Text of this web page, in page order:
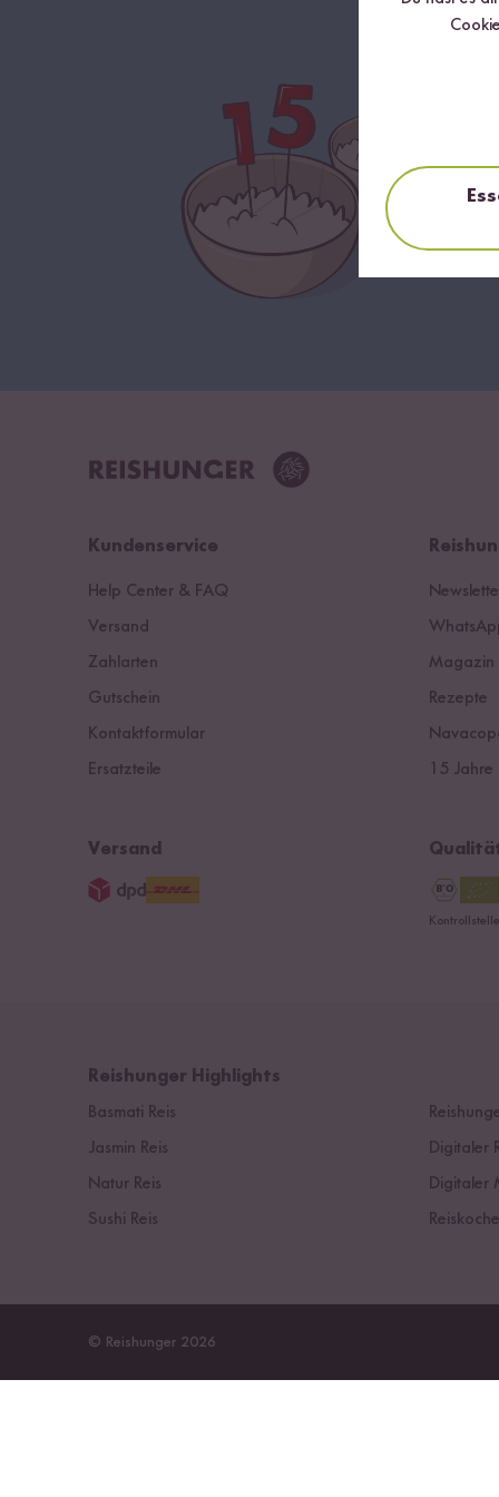
Kundenservice
Help Center & FAQ
Versand
Zahlarten
Gutschein
Kontaktformular
Ersatzteile
Magazin
Rezepte
15
Versand
Reishunger Highlights
Basmati Reis
Jasmin Reis
Natur Reis
Sushi Reis
Digitaler
Digitaler
© Reishunger 2026